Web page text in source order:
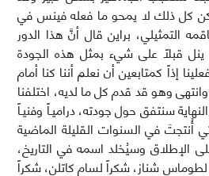
كل ذلك لا يمحو ما فعله فينس في
التمثيلي، براين قال أنَّ هذا الدور
ينل قبلاً على شيء بمثل هذه الجودة
إذاً كمتابعين أن نعلم أننا كنا أمام
وهو قد قدم كل ما لديه، اختلفنا
سنتفق حول جودته، دراميـاً وفنيـاً
في السنوات القليلة الماضية
الإطلاق وسيُخلد اسمه في التاريخ،
شناز، شكراً لسام كاتلن، شكراً